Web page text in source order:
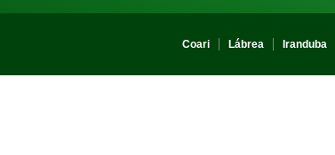
Coari
Lábrea Iranduba